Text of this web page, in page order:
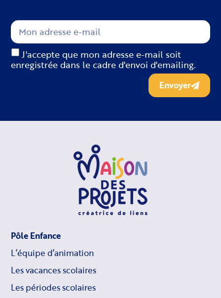
J'accepte que mon adresse e-mail soit
enregistrée dans le cadre d'envoi d'emailing.
Envoyer
Pôle Enfance
L’équipe d’animation
Les vacances scolaires
Les périodes scolaires